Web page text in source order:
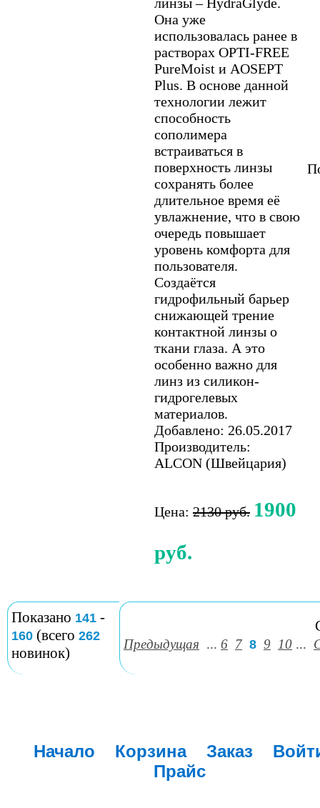
Она уже
использовалась ранее в
растворах OPTI-FREE
PureMoist и AOSEPT
Plus. В основе данной
технологии лежит
способность
сополимера
встраиваться в
поверхность линзы
сохранять более
длительное время её
увлажнение, что в свою
очередь повышает
уровень комфорта для
пользователя.
Создаётся
гидрофильный барьер
снижающей трение
контактной линзы о
ткани глаза. А это
особенно важно для
линз из силикон-
гидрогелевых
материалов.
Добавлено: 26.05.2017
Производитель:
ALCON (Швейцария)
Цена: 2130 руб. 1900
руб.
Показано 141 -
160 (всего 262
новинок)
Предыдущая ... 6 7 8 9 10 ...
Начало Корзина Заказ
Прайс